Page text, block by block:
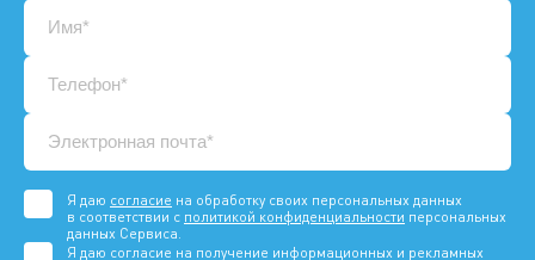
Я даю согласие на обработку своих персональных данных
в соответствии с политикой конфиденциальности персональных
данных Сервиса.
Я даю согласие на получение информационных и рекламных